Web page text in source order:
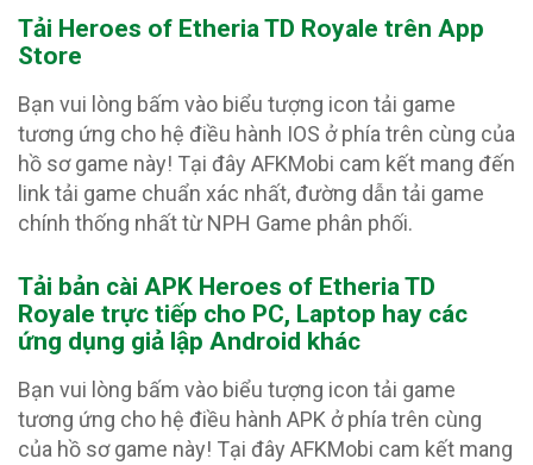
Tải Heroes of Etheria TD Royale trên App
Store
Bạn vui lòng bấm vào biểu tượng icon tải game
tương ứng cho hệ điều hành IOS ở phía trên cùng của
hồ sơ game này! Tại đây AFKMobi cam kết mang đến
link tải game chuẩn xác nhất, đường dẫn tải game
chính thống nhất từ NPH Game phân phối.
Tải bản cài APK Heroes of Etheria TD
Royale trực tiếp cho PC, Laptop hay các
ứng dụng giả lập Android khác
Bạn vui lòng bấm vào biểu tượng icon tải game
tương ứng cho hệ điều hành APK ở phía trên cùng
của hồ sơ game này! Tại đây AFKMobi cam kết mang